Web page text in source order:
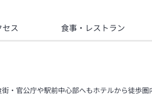
セス 食事・レストラン
・官公庁や駅前中心部へもホテルから徒歩圏